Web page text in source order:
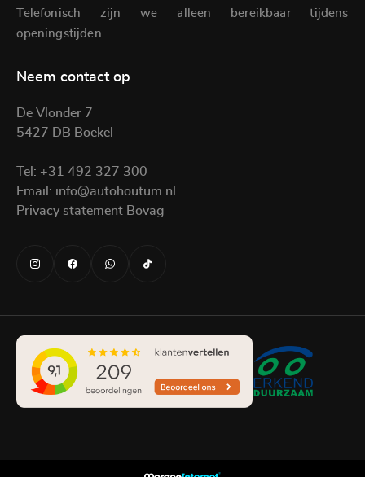
Telefonisch zijn we alleen bereikbaar tijdens
openingstijden.
Neem contact op
De Vlonder 7
5427 DB Boekel
Tel: +31 492 327 300
Email: info@autohoutum.nl
Privacy statement Bovag